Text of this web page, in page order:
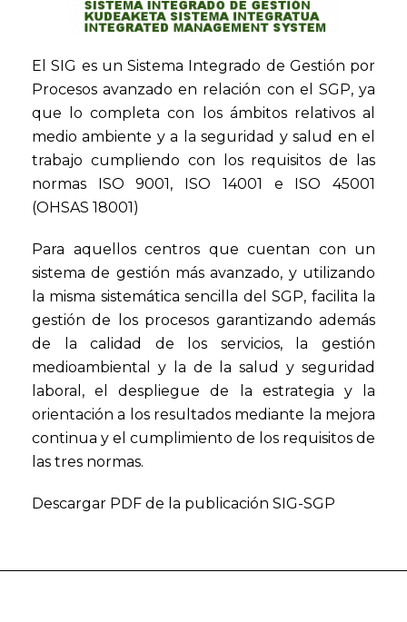
El SIG es un Sistema Integrado de Gestión por
Procesos avanzado en relación con el SGP, ya
que lo completa con los ámbitos relativos al
medio ambiente y a la seguridad y salud en el
trabajo cumpliendo con los requisitos de las
normas ISO 9001, ISO 14001 e ISO 45001
(OHSAS 18001)
Para aquellos centros que cuentan con un
sistema de gestión más avanzado, y utilizando
la misma sistemática sencilla del SGP, facilita la
gestión de los procesos garantizando además
de la calidad de los servicios, la gestión
medioambiental y la de la salud y seguridad
laboral, el despliegue de la estrategia y la
orientación a los resultados mediante la mejora
continua y el cumplimiento de los requisitos de
las tres normas.
Descargar PDF de la publicación SIG-SGP